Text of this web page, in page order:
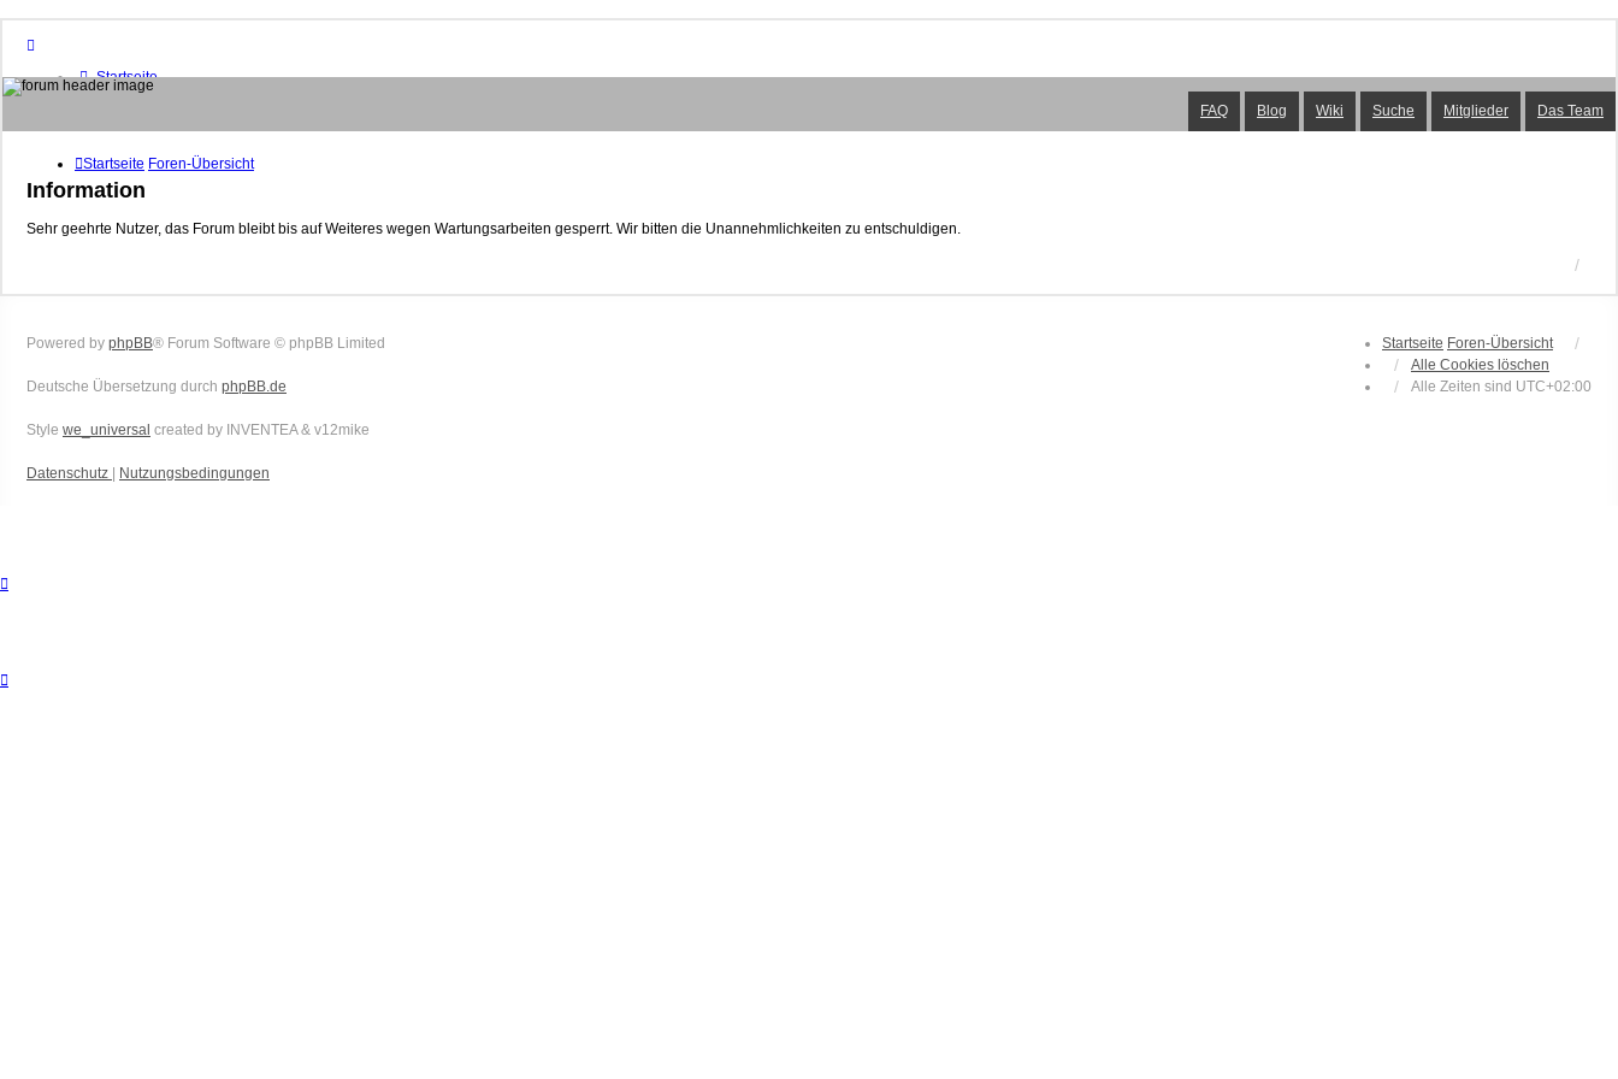
Startseite
Foren-Übersicht
Suche
Unbeantwortete Themen
Aktive Themen
Das Team
FAQ Blog Wiki Suche Mitglieder Das Team
Startseite Foren-Übersicht
Information
Sehr geehrte Nutzer, das Forum bleibt bis auf Weiteres wegen Wartungsarbeiten gesperrt. Wir bitten die Unannehmlichkeiten zu entschuldigen.
Startseite Foren-Übersicht
Alle Cookies löschen
Alle Zeiten sind UTC+02:00
Powered by phpBB® Forum Software © phpBB Limited
Deutsche Übersetzung durch phpBB.de
Style we_universal created by INVENTEA & v12mike
Datenschutz Nutzungsbedingungen